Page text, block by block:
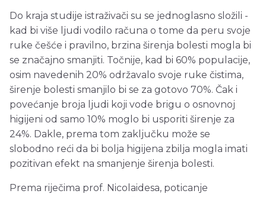
Do kraja studije istraživači su se jednoglasno složili -
kad bi više ljudi vodilo računa o tome da peru svoje
ruke češće i pravilno, brzina širenja bolesti mogla bi
se značajno smanjiti. Točnije, kad bi 60% populacije,
osim navedenih 20% održavalo svoje ruke čistima,
širenje bolesti smanjilo bi se za gotovo 70%. Čak i
povećanje broja ljudi koji vode brigu o osnovnoj
higijeni od samo 10% moglo bi usporiti širenje za
24%. Dakle, prema tom zaključku može se
slobodno reći da bi bolja higijena zbilja mogla imati
pozitivan efekt na smanjenje širenja bolesti.
Prema riječima prof. Nicolaidesa, poticanje